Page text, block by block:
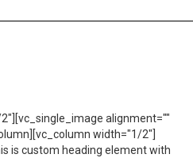
alignment=""
width="1/2"]
is custom heading element with